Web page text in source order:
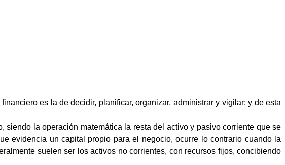
es la de decidir, planificar, organizar, administrar y vigilar; y de esta
la operación matemática la resta del activo y pasivo corriente que se
evidencia un capital propio para el negocio, ocurre lo contrario cuando la
suelen ser los activos no corrientes, con recursos fijos, concibiendo